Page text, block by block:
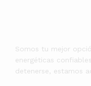
Somos tu mejor
energéticas
detenerse, estamos